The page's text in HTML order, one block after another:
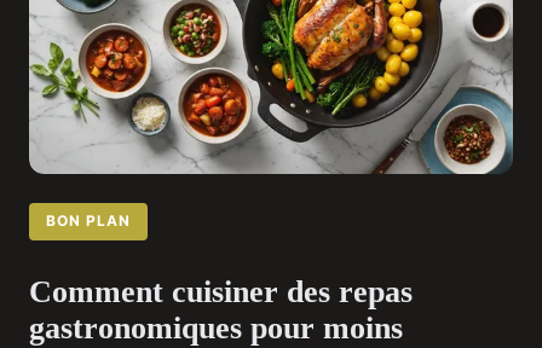
BON PLAN
Comment cuisiner des repas
gastronomiques pour moins